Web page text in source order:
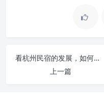
看杭州民宿的发展，如何点亮乡村经营？
上一篇